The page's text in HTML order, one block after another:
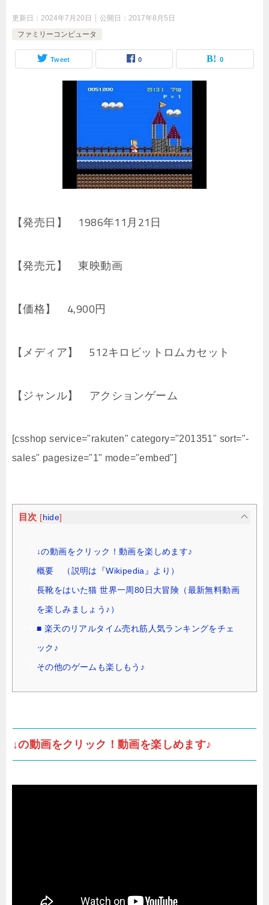
更新日： 2024年7月20日 公開日： 2017年8月5日
ファミリーコンピュータ
Tweet 0 0
【発売日】 1986年11月21日
【発売元】 東映動画
【価格】 4,900円
【メディア】 512キロビットロムカセット
【ジャンル】 アクションゲーム
[csshop service="rakuten" category="201351" sort="-
sales" pagesize="1" mode="embed"]
目次 [ hide]
↓の動画をクリック！動画を楽しめます♪
概要 （説明は『Wikipedia』より）
長靴をはいた猫 世界一周80日大冒険（最新無料動画
を楽しみましょう♪）
■ 楽天のリアルタイム売れ筋人気ランキングをチェ
ック♪
その他のゲームも楽しもう♪
↓の動画をクリック！動画を楽しめます♪